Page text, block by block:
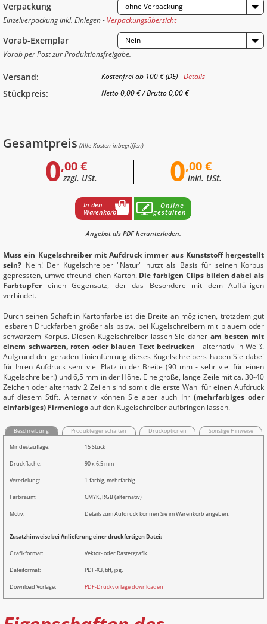
Verpackung
ohne Verpackung
Einzelverpackung inkl. Einlegen - Verpackungsübersicht
Vorab-Exemplar
Nein
Vorab per Post zur Produktionsfreigabe.
Versand: Kostenfrei ab 100 € (DE) -Details
Stückpreis: Netto 0,00 €/ Brutto 0,00 €
Gesamtpreis (Alle Kosten inbegriffen)
0,00 €
zzgl. USt. 0,00 €
inkl. USt.
In den
Warenkorb
Online
gestalten
Angebot als PDF herunterladen.
Muss ein Kugelschreiber mit Aufdruck immer aus Kunststoff hergestellt
sein? Nein! Der Kugelschreiber "Natur" nutzt als Basis für seinen Korpus
gepressten, umweltfreundlichen Karton. Die farbigen Clips bilden dabei als
Farbtupfereinen Gegensatz, der das Besondere mit dem Auffälligen
verbindet.
Durch seinen Schaft in Kartonfarbe ist die Breite an möglichen, trotzdem gut
lesbaren Druckfarben größer als bspw. bei Kugelschreibern mit blauem oder
schwarzem Korpus. Diesen Kugelschreiber lassen Sie daher am besten mit
einem schwarzen, roten oder blauen Text bedrucken - alternativ in Weiß.
Aufgrund der geraden Linienführung dieses Kugelschreibers haben Sie dabei
für Ihren Aufdruck sehr viel Platz in der Breite (90 mm - sehr viel für einen
Kugelschreiber!) und 6,5 mm in der Höhe. Eine große, lange Zeile mit ca. 30-40
Zeichen oder alternativ 2 Zeilen sind somit die erste Wahl für einen Aufdruck
auf diesem Stift. Alternativ können Sie aber auch Ihr (mehrfarbiges oder
einfarbiges) Firmenlogoauf den Kugelschreiber aufbringen lassen.
Beschreibung Produkteigenschaften Druckoptionen Sonstige Hinweise
Mindestauflage: 15 Stück
Druckfläche: 90 x 6,5 mm
Veredelung: 1-farbig, mehrfarbig
Farbraum: CMYK, RGB (alternativ)
Motiv: Details zum Aufdruck können Sie im Warenkorb angeben.
Zusatzhinweise bei Anlieferung einer druckfertigen Datei:
Grafikformat: Vektor- oder Rastergrafik.
Dateiformat: PDF-X3, tiff, jpg.
Download Vorlage: PDF-Druckvorlage downloaden